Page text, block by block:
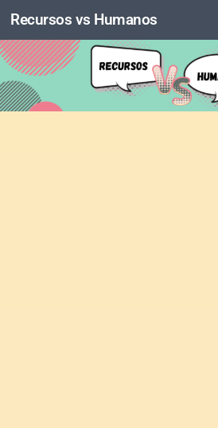
Skip to content
Recursos vs Humanos